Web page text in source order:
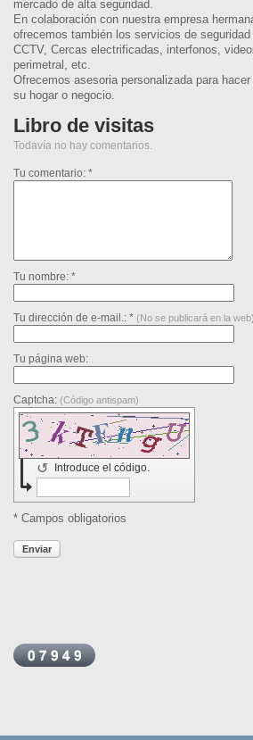
mercado de alta seguridad.
En colaboración con nuestra empresa
ofrecemos también los servicios de
CCTV, Cercas electrificadas, interfonos,
perimetral, etc.
Ofrecemos asesoria personalizada para
su hogar o negocio.
Libro de visitas
Todavía no hay comentarios.
Tu comentario: *
Tu nombre: *
Tu dirección de e-mail.: * (No se publicará en la web)
Tu página web:
Captcha: (Código antispam)
Introduce el código.
↺
* Campos obligatorios
Enviar